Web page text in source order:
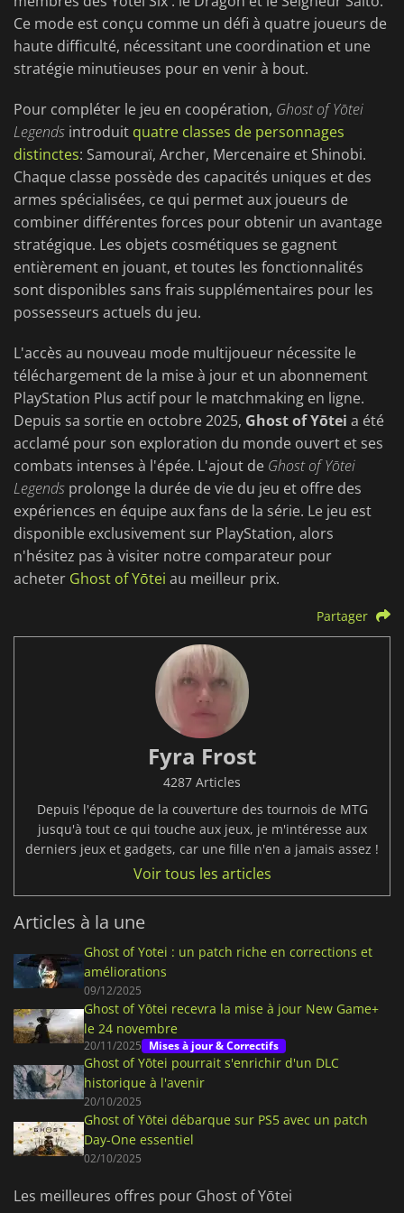
Ce mode est conçu comme un défi à quatre joueurs de
haute difficulté, nécessitant une coordination et une
stratégie minutieuses pour en venir à bout.
Pour compléter le jeu en coopération, Ghost of Yōtei
Legends introduit quatre classes de personnages
distinctes: Samouraï, Archer, Mercenaire et Shinobi.
Chaque classe possède des capacités uniques et des
armes spécialisées, ce qui permet aux joueurs de
combiner différentes forces pour obtenir un avantage
stratégique. Les objets cosmétiques se gagnent
entièrement en jouant, et toutes les fonctionnalités
sont disponibles sans frais supplémentaires pour les
possesseurs actuels du jeu.
L'accès au nouveau mode multijoueur nécessite le
téléchargement de la mise à jour et un abonnement
PlayStation Plus actif pour le matchmaking en ligne.
Depuis sa sortie en octobre 2025, Ghost of Yōtei a été
acclamé pour son exploration du monde ouvert et ses
combats intenses à l'épée. L'ajout de Ghost of Yōtei
Legends prolonge la durée de vie du jeu et offre des
expériences en équipe aux fans de la série. Le jeu est
disponible exclusivement sur PlayStation, alors
n'hésitez pas à visiter notre comparateur pour
acheter Ghost of Yōtei au meilleur prix.
Partager
Fyra Frost
4287 Articles
Depuis l'époque de la couverture des tournois de MTG
jusqu'à tout ce qui touche aux jeux, je m'intéresse aux
derniers jeux et gadgets, car une fille n'en a jamais assez !
Voir tous les articles
Articles à la une
Ghost of Yotei : un patch riche en corrections et
améliorations
09/12/2025
Ghost of Yōtei recevra la mise à jour New Game+
le 24 novembre
20/11/2025 Mises à jour & Correctifs
Ghost of Yōtei pourrait s'enrichir d'un DLC
historique à l'avenir
20/10/2025
Ghost of Yōtei débarque sur PS5 avec un patch
Day-One essentiel
02/10/2025
Les meilleures offres pour Ghost of Yōtei